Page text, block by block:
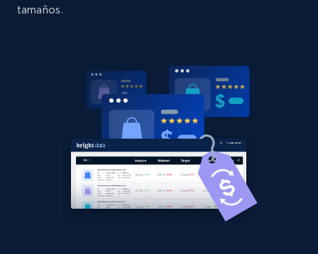
2.1K+
Home Depot US - Discovery products by
specific category URL
URL, Domain, Country code, Model number,
Sku, Product id, Product name, Manufacturer,
and more.
355+ Comenzar ahora
tamaños.